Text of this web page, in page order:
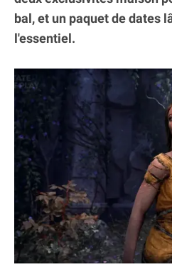
bal, et un paquet de dates
l'essentiel.